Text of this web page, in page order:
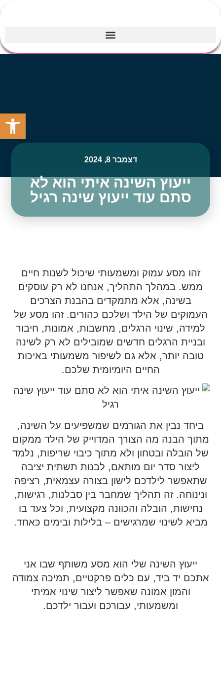
דצמבר 8, 2024
ייעוץ השינה איתי הוא לא
סתם עוד ייעוץ שינה רגיל
זהו מסע עמוק ומשמעותי שיכול לשנות חיים
ממש. במהלך התהליך, אנחנו לא רק עוסקים
בשינה, אלא מתמקדים בהבנת הצרכים
העמוקים של הילד ושלכם כהורים. זהו מסע של
למידה, שינוי הרגלים, מחשבות, אמונות, חיבור
ובניית הרגלים חדשים שמובילים לא רק לשינה
טובה יותר, אלא גם לשיפור משמעותי באיכות
החיים היומיומית שלכם.
ביחד נבין את הגורמים שמשפיעים על השינה,
מתוך הבנה מה הצורך המדוייק של הילד ממקום
של הובלה ובטחון ולא מתוך כיבוי שריפות, נלמד
ליצור סדר יום מותאם, לבנות תשתית יציבה
שתאפשר לילדכם לישון בצורה עצמאית, רציפה
ונינוחה. זה תהליך שמחבר בין סבלנות, רגישות,
נחישות, הובלה והכוונה מקצועית, וכל צעד בו
מביא לשינוי שמרגישים – בלילות ובימים כאחד.
ייעוץ השינה שלי הוא מסע משותף שבו אני
אתכם יד ביד, עם כלים פרקטיים, תמיכה צמודה
והמון אמונה שאפשר ליצור שינוי אמיתי
ומשמעותי, עבורכם ועבור ילדכם.
פתח